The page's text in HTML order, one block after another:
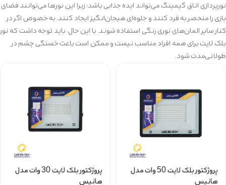
نورپردازی اتاق گیمینگ می‌تواند ایده جذابی باشد؛ زیرا این نورها می‌توانند فضای
بازی را منحصر به فرد کنند و جلوه‌ای هیجان‌انگیز ایجاد کنند، به خصوص اگر در
کنار سایر المان‌های نوری رنگی استفاده شوند. با این حال، باید توجه داشت که نور
بلک لایت برای همه افراد مناسب نیست و ممکن است باعث خستگی چشم در
طولانی‌مدت شود.
پروژکتور بلک لایت 50 وات مدل
هانیس
پروژکتور بلک لایت 30 وات مدل
هانیس